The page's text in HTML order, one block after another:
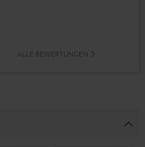
ALLE BEWERTUNGEN